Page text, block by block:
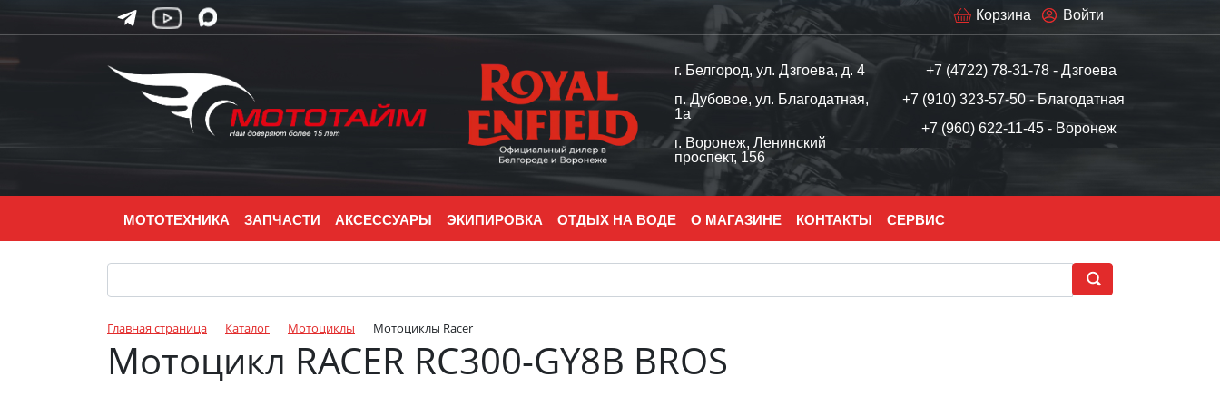
Войти
Корзина
г. Белгород, ул. Дзгоева, д. 4
п. Дубовое, ул. Благодатная,
1а
г. Воронеж, Ленинский
проспект, 156
+7 (4722) 78-31-78 - Дзгоева
+7 (910) 323-57-50 - Благодатная
+7 (960) 622-11-45 - Воронеж
МОТОТЕХНИКА ЗАПЧАСТИ АКСЕССУАРЫ ЭКИПИРОВКА ОТДЫХ НА ВОДЕ О МАГАЗИНЕ КОНТАКТЫ СЕРВИС
Главная страница Каталог Мотоциклы Мотоциклы Racer
Мотоцикл RACER RC300-GY8B BROS